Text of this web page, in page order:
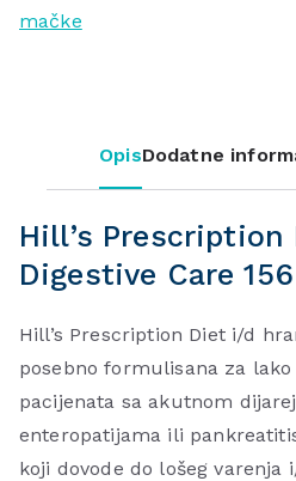
mačke
OpisDodatne
Hill’s
Digestive Care
Hill’s Prescription Diet i/d
posebno formulisana za
pacijenata sa akutnom
enteropatijama ili
koji dovode do lošeg varenja